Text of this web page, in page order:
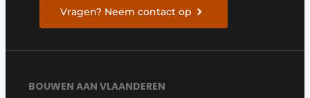
Vragen? Neem contact op
BOUWEN AAN VLAANDEREN